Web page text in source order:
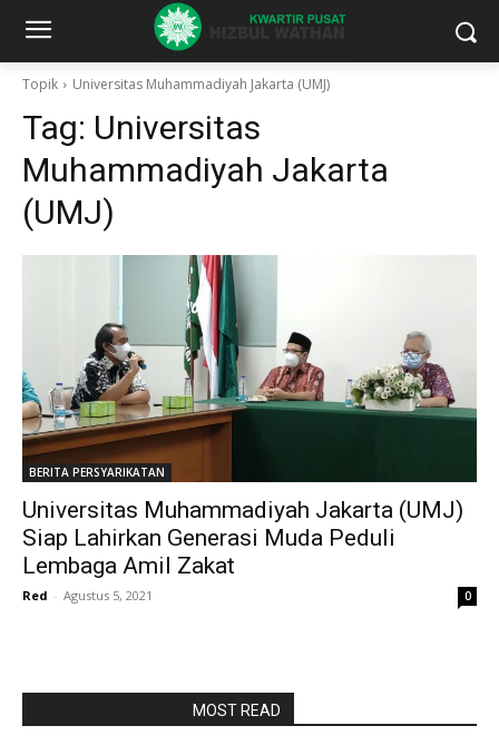
Topik Universitas Muhammadiyah Jakarta (UMJ)
Tag: Universitas
Muhammadiyah Jakarta
(UMJ)
BERITA PERSYARIKATAN
Universitas Muhammadiyah Jakarta (UMJ)
Siap Lahirkan Generasi Muda Peduli
Lembaga Amil Zakat
Red - Agustus 5, 2021 0
MOST READ